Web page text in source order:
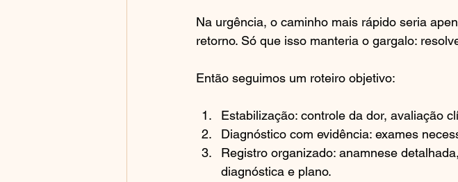
Na urgência, o caminho mais rápido seria
retorno. Só que isso manteria o gargalo:
Então seguimos um roteiro objetivo:
Estabilização: controle da dor, avaliação
Diagnóstico com evidência: exames
Registro organizado: anamnese
diagnóstica e plano.